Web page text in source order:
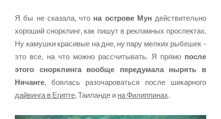
Я бы не сказала, что на острове Мун действительно
хороший снорклинг, как пишут в рекламных проспектах.
Ну камушки красивые на дне, ну пару мелких рыбешек -
это все, на что можно рассчитывать. Я прямо после
этого снорклинга вообще передумала нырять в
Нячанге , боялась разочароваться после шикарного
дайвинга в Египте , Таиланде и на Филиппинах